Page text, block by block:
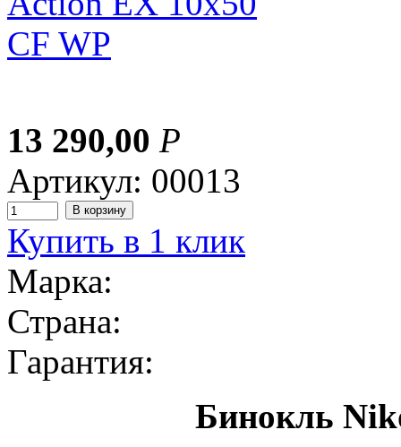
13 290,00 Р
Артикул: 00013
Купить в 1 клик
Марка:
Страна:
Гарантия:
Бинокль